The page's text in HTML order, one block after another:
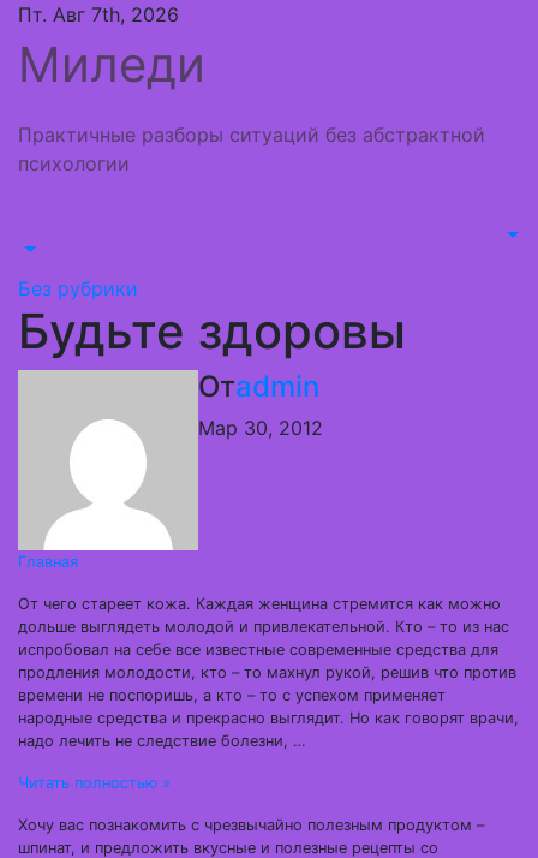
Перейти
содержимому
Пт. Авг 7th, 2026
Миледи
Практичные разборы ситуаций без абстрактной
психологии
Без рубрики
Будьте здоровы
Отadmin
Мар 30, 2012
Главная
От чего стареет кожа. Каждая женщина стремится как можно
дольше выглядеть молодой и привлекательной. Кто – то из нас
испробовал на себе все известные современные средства для
продления молодости, кто – то махнул рукой, решив что против
времени не поспоришь, а кто – то с успехом применяет
народные средства и прекрасно выглядит. Но как говорят врачи,
надо лечить не следствие болезни, …
Читать полностью »
Хочу вас познакомить с чрезвычайно полезным продуктом –
шпинат, и предложить вкусные и полезные рецепты со